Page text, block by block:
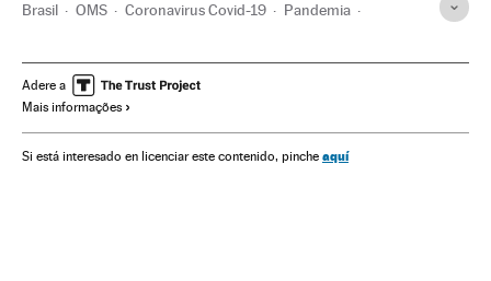
Brasil OMS Coronavirus Covid-19 Pandemia
Ministério Saúde
Adere a
Mais informações
Si está interesado en licenciar este contenido, pinche aquí